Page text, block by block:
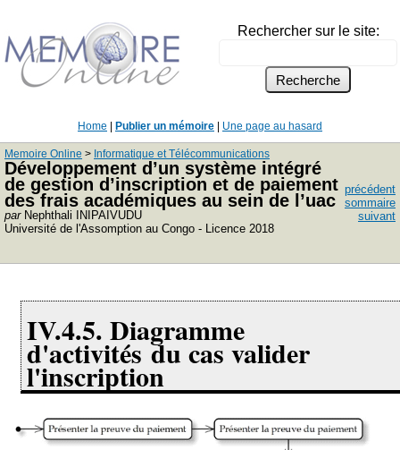
Rechercher sur le site:
Home Publier un mémoire Une page au hasard
Memoire Online > Informatique et Télécommunications
Développement d’un système intégré
de gestion d’inscription et de paiement
des frais académiques au sein de l’uac
parNephthali INIPAIVUDU
Université de l'Assomption au Congo - Licence 2018
précédent
sommaire
suivant
IV.4.5. Diagramme
d'activités du cas valider
l'inscription